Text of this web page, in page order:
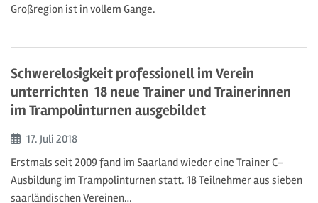
Großregion ist in vollem Gange.
Schwerelosigkeit professionell im Verein
unterrichten  18 neue Trainer und Trainerinnen
im Trampolinturnen ausgebildet
Beginn:
17. Juli 2018
Erstmals seit 2009 fand im Saarland wieder eine Trainer C-
Ausbildung im Trampolinturnen statt. 18 Teilnehmer aus sieben
saarländischen Vereinen…